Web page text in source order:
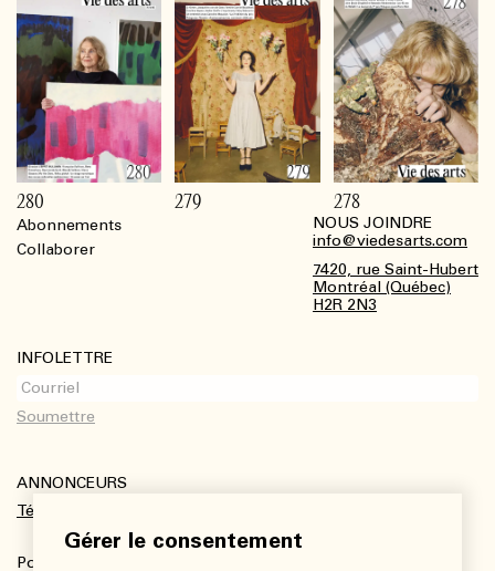
Gérer le consentement
Abonnements
Collaborer
NOUS JOINDRE
info@viedesarts.com
7420, rue Saint-Hubert
Montréal (Québec)
H2R 2N3
INFOLETTRE
ANNONCEURS
Télécharger le kit média
Pour plus de renseignements :
280 279 278